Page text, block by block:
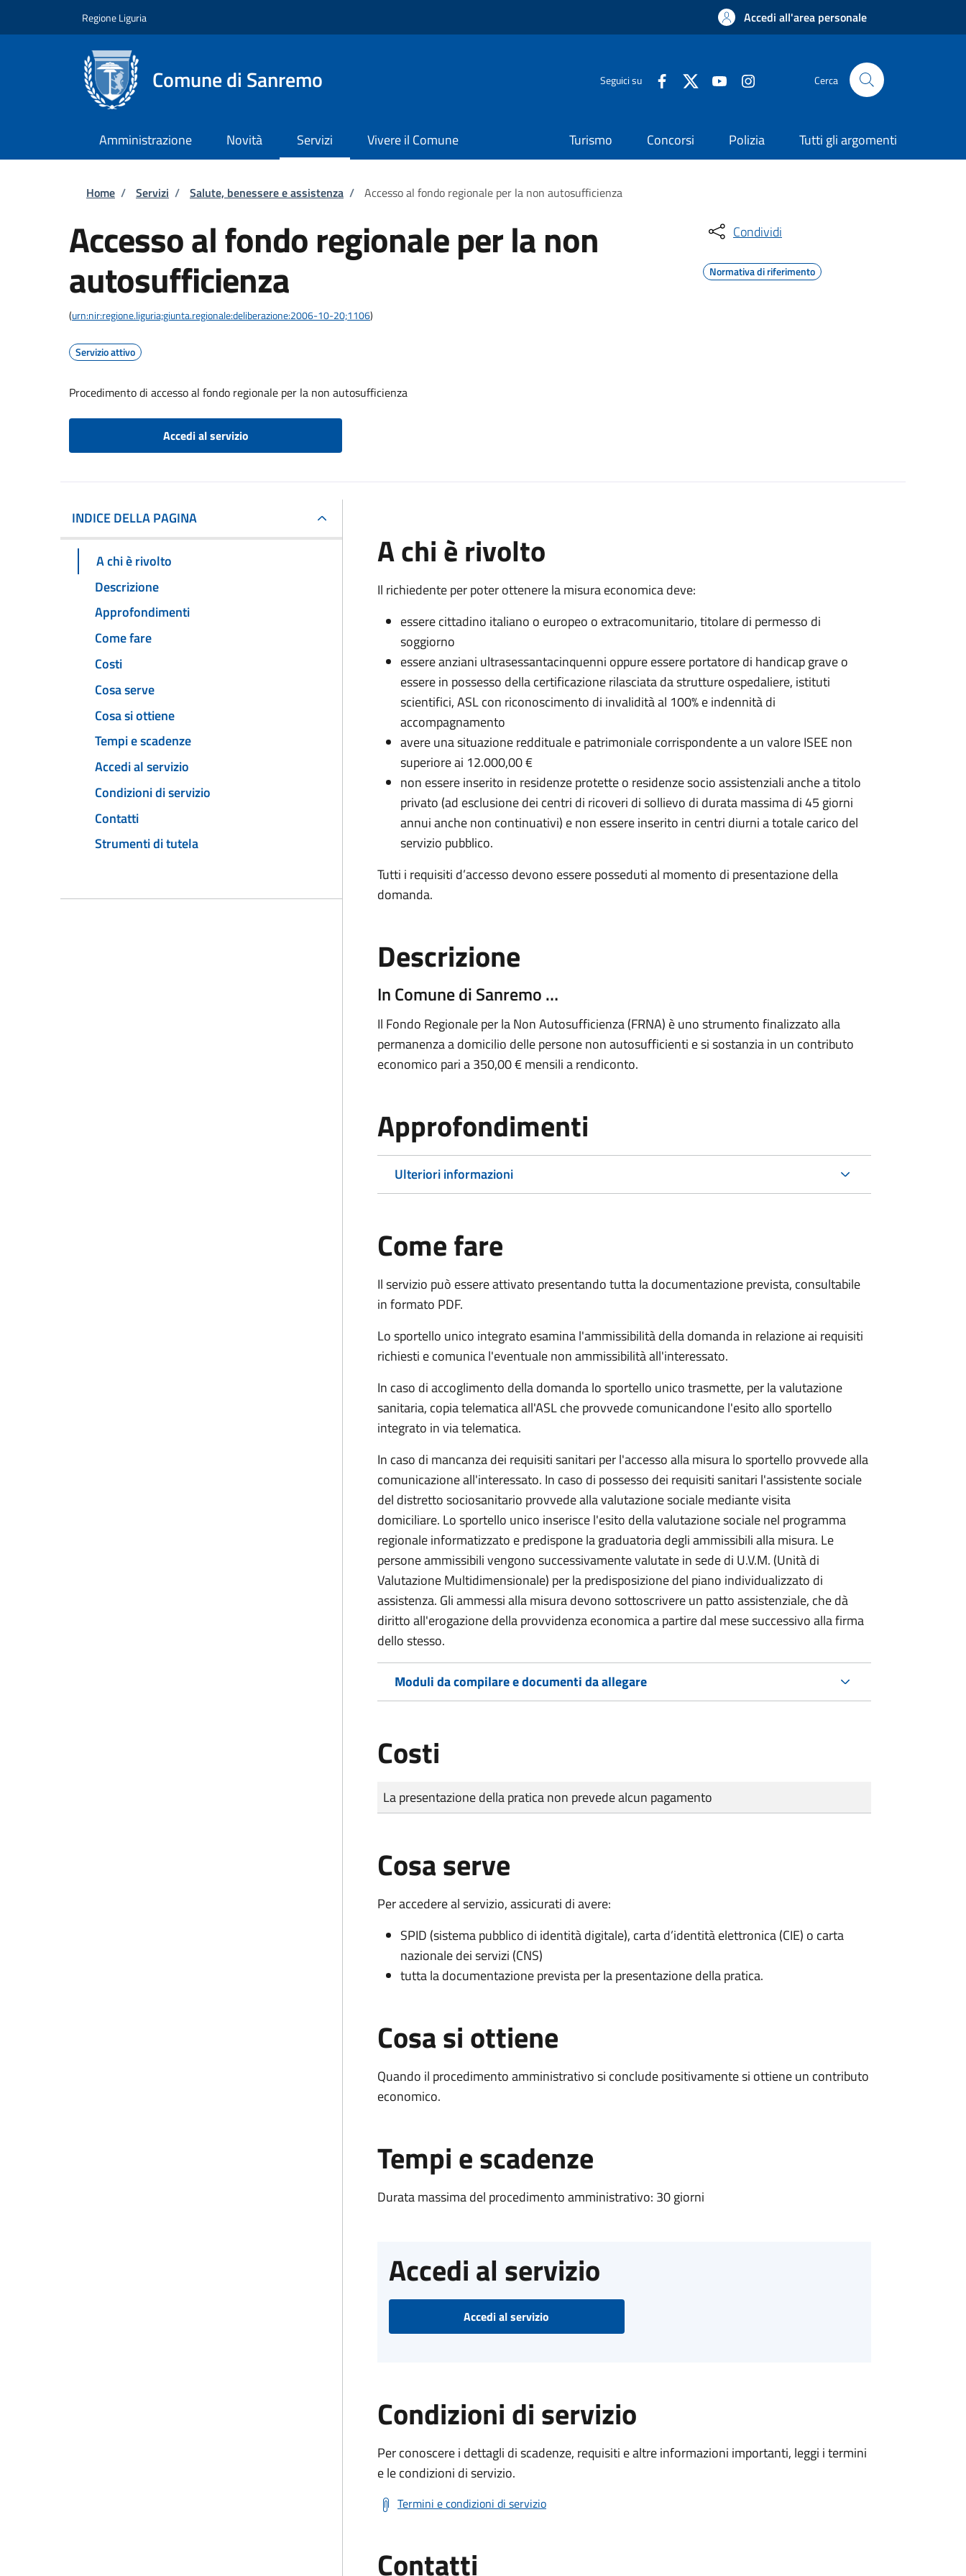
Regione Liguria Accedi all'area personale
Comune di Sanremo Seguici su Cerca
Amministrazione Novità Servizi Vivere il Comune Turismo Concorsi Polizia Tutti gli argomenti
Briciole di pane
Home / Servizi / Salute, benessere e assistenza / Accesso al fondo regionale per la non autosufficienza
Accesso al fondo regionale per la non
autosufficienza
(urn:nir:regione.liguria;giunta.regionale:deliberazione:2006-10-20;1106)
Servizio attivo
Procedimento di accesso al fondo regionale per la non autosufficienza
Accedi al servizio
Condividi
Normativa di riferimento
INDICE DELLA PAGINA
A chi è rivolto
Descrizione
Approfondimenti
Come fare
Costi
Cosa serve
Cosa si ottiene
Tempi e scadenze
Accedi al servizio
Condizioni di servizio
Contatti
Strumenti di tutela
A chi è rivolto
Il richiedente per poter ottenere la misura economica deve:
essere cittadino italiano o europeo o extracomunitario, titolare di permesso di
soggiorno
essere anziani ultrasessantacinquenni oppure essere portatore di handicap grave o
essere in possesso della certificazione rilasciata da strutture ospedaliere, istituti
scientifici, ASL con riconoscimento di invalidità al 100% e indennità di
accompagnamento
avere una situazione reddituale e patrimoniale corrispondente a un valore ISEE non
superiore ai 12.000,00 €
non essere inserito in residenze protette o residenze socio assistenziali anche a titolo
privato (ad esclusione dei centri di ricoveri di sollievo di durata massima di 45 giorni
annui anche non continuativi) e non essere inserito in centri diurni a totale carico del
servizio pubblico.
Tutti i requisiti d’accesso devono essere posseduti al momento di presentazione della
domanda.
Descrizione
In Comune di Sanremo …
Il Fondo Regionale per la Non Autosufficienza (FRNA) è uno strumento finalizzato alla
permanenza a domicilio delle persone non autosufficienti e si sostanzia in un contributo
economico pari a 350,00 € mensili a rendiconto.
Approfondimenti
Ulteriori informazioni
Come fare
Il servizio può essere attivato presentando tutta la documentazione prevista, consultabile
in formato PDF.
Lo sportello unico integrato esamina l'ammissibilità della domanda in relazione ai requisiti
richiesti e comunica l'eventuale non ammissibilità all'interessato.
In caso di accoglimento della domanda lo sportello unico trasmette, per la valutazione
sanitaria, copia telematica all'ASL che provvede comunicandone l'esito allo sportello
integrato in via telematica.
In caso di mancanza dei requisiti sanitari per l'accesso alla misura lo sportello provvede alla
comunicazione all'interessato. In caso di possesso dei requisiti sanitari l'assistente sociale
del distretto sociosanitario provvede alla valutazione sociale mediante visita
domiciliare. Lo sportello unico inserisce l'esito della valutazione sociale nel programma
regionale informatizzato e predispone la graduatoria degli ammissibili alla misura. Le
persone ammissibili vengono successivamente valutate in sede di U.V.M. (Unità di
Valutazione Multidimensionale) per la predisposizione del piano individualizzato di
assistenza. Gli ammessi alla misura devono sottoscrivere un patto assistenziale, che dà
diritto all'erogazione della provvidenza economica a partire dal mese successivo alla firma
dello stesso.
Moduli da compilare e documenti da allegare
Costi
Tipo di pagamento
Importo
La presentazione della pratica non prevede alcun pagamento
Cosa serve
Per accedere al servizio, assicurati di avere:
SPID (sistema pubblico di identità digitale), carta d’identità elettronica (CIE) o carta
nazionale dei servizi (CNS)
tutta la documentazione prevista per la presentazione della pratica.
Cosa si ottiene
Quando il procedimento amministrativo si conclude positivamente si ottiene un contributo
economico.
Tempi e scadenze
Durata massima del procedimento amministrativo: 30 giorni
Accedi al servizio
Accedi al servizio
Condizioni di servizio
Per conoscere i dettagli di scadenze, requisiti e altre informazioni importanti, leggi i termini
e le condizioni di servizio.
Termini e condizioni di servizio
Contatti